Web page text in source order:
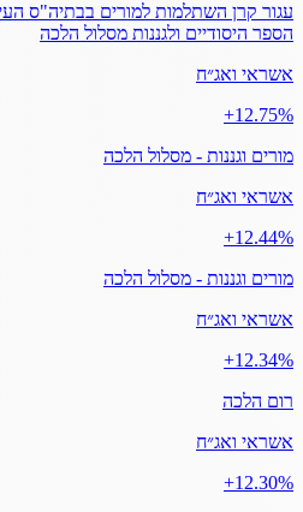
עגור קרן השתלמות למורים בבתיה"ס
הספר היסודיים ולגננות מסלול הלכה
אשראי ואג״ח
‎+12.75%
מורים וגננות - מסלול הלכה
אשראי ואג״ח
‎+12.44%
מורים וגננות - מסלול הלכה
אשראי ואג״ח
‎+12.34%
רום הלכה
אשראי ואג״ח
‎+12.30%